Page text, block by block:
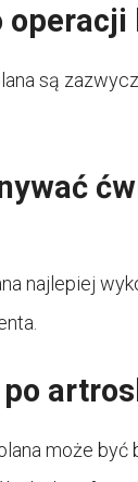
są
najlepiej
może